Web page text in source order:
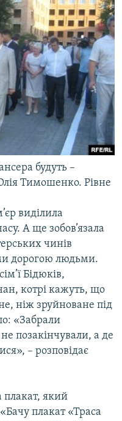
будуть –
Тимошенко. Рівне
виділила
А ще зобов’язала
чинів
дорогою людьми.
Бідюків,
котрі кажуть, що
ніж зруйноване під
«Забрали
позакінчували, а де
– розповідає
плакат, який
плакат «Траса